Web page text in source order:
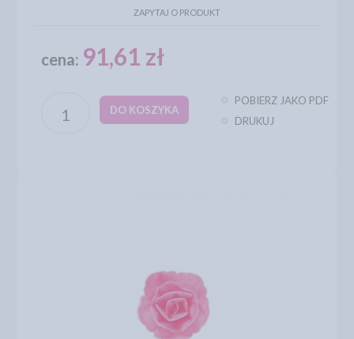
ZAPYTAJ O PRODUKT
cena: 91,61 zł
DO KOSZYKA
POBIERZ JAKO PDF
DRUKUJ